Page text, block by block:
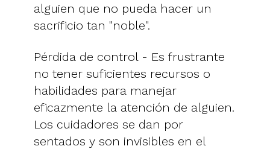
alguien que no pueda hacer un
sacrificio tan "noble".
Pérdida de control - Es frustrante
no tener suficientes recursos o
habilidades para manejar
eficazmente la atención de alguien.
Los cuidadores se dan por
sentados y son invisibles en el